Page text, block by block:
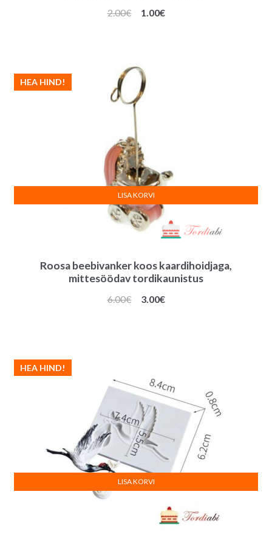
2.00€
Algne
1.00€Praegune
Roosa beebivanker koos kaardihoidjaga,
mittesöödav tordikaunistus
HEA HIND!
6.00€
Algne
3.00€Praegune
LISA KORVI
HEA HIND!
LISA KORVI